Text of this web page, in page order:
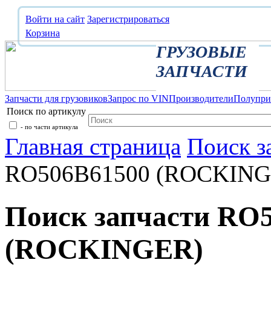
Войти на сайт Зарегистрироваться
Корзина
ГРУЗОВЫЕ
ЗАПЧАСТИ
Запчасти для грузовиковЗапрос по VINПроизводители
Поиск по артикулу
- по части артикула
Главная страница Поиск
RO506B61500
Поиск запчасти
(ROCKINGER)